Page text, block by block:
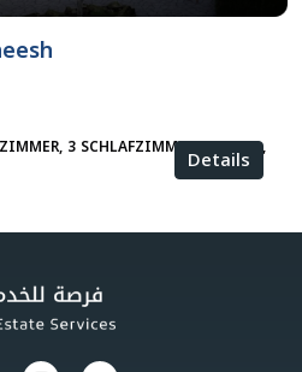
3 SCHLAFZIMMER, STUDIO,
Details